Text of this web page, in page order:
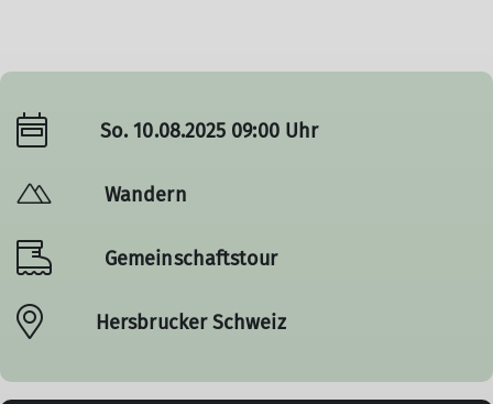
So. 10.08.2025 09:00 Uhr
Wandern
Gemeinschaftstour
Hersbrucker Schweiz